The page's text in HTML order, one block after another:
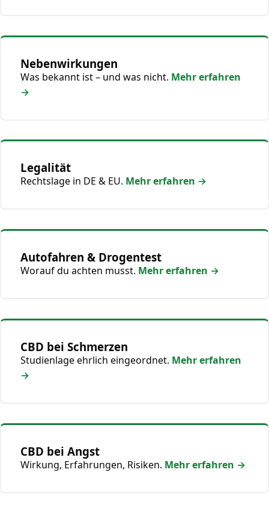
Nebenwirkungen
Was bekannt ist – und was nicht. Mehr erfahren
→
Legalität
Rechtslage in DE & EU. Mehr erfahren →
Autofahren & Drogentest
Worauf du achten musst. Mehr erfahren →
CBD bei Schmerzen
Studienlage ehrlich eingeordnet. Mehr erfahren
→
CBD bei Angst
Wirkung, Erfahrungen, Risiken. Mehr erfahren →